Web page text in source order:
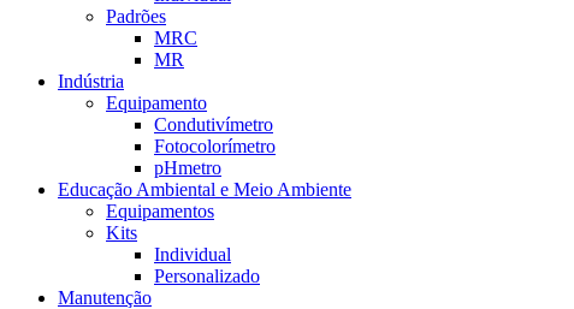
Padrões
MRC
MR
Indústria
Equipamento
Condutivímetro
Fotocolorímetro
pHmetro
Educação Ambiental e Meio Ambiente
Equipamentos
Kits
Individual
Personalizado
Manutenção